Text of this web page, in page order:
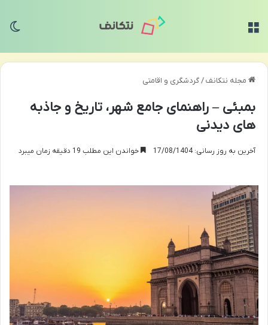
مجله نتکانف/گردشگری و اقامتی
بمبئی – راهنمای جامع شهر، تاریخ و جاذبه
های دیدنی
آخرین به روز رسانی: 17/08/1404 خواندن این مطلب 19 دقیقه زمان میبرد